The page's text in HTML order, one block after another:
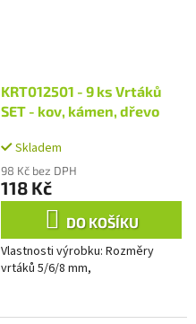
KRT012501 - 9 ks Vrtáků
SET - kov, kámen, dřevo
Skladem
98 Kč bez DPH
118 Kč
DO KOŠÍKU
Vlastnosti výrobku: Rozměry
vrtáků 5/6/8 mm,